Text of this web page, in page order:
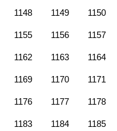
1148 1149 1150
1155 1156 1157
1162 1163 1164
1169 1170 1171
1176 1177 1178
1183 1184 1185